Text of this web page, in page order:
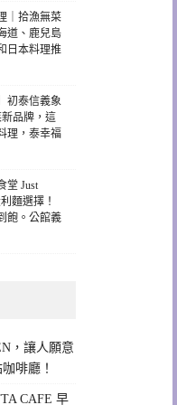
｜拾漁無菜
道、鹿兒島
日本料理推
初泰信義象
品牌，這
理，泰幸福
堂 Just
麵選擇！
飽。公館義
，讓人願意
啡廳！
CAFE 早